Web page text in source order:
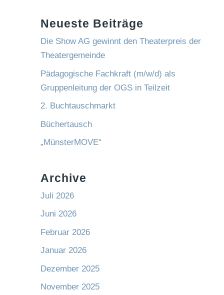
Neueste Beiträge
Die Show AG gewinnt den Theaterpreis der
Theatergemeinde
Pädagogische Fachkraft (m/w/d) als
Gruppenleitung der OGS in Teilzeit
2. Buchtauschmarkt
Büchertausch
„MünsterMOVE“
Archive
Juli 2026
Juni 2026
Februar 2026
Januar 2026
Dezember 2025
November 2025